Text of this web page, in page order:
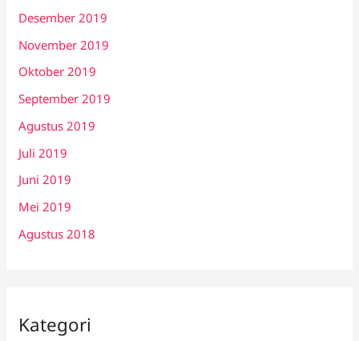
Desember 2019
November 2019
Oktober 2019
September 2019
Agustus 2019
Juli 2019
Juni 2019
Mei 2019
Agustus 2018
Kategori